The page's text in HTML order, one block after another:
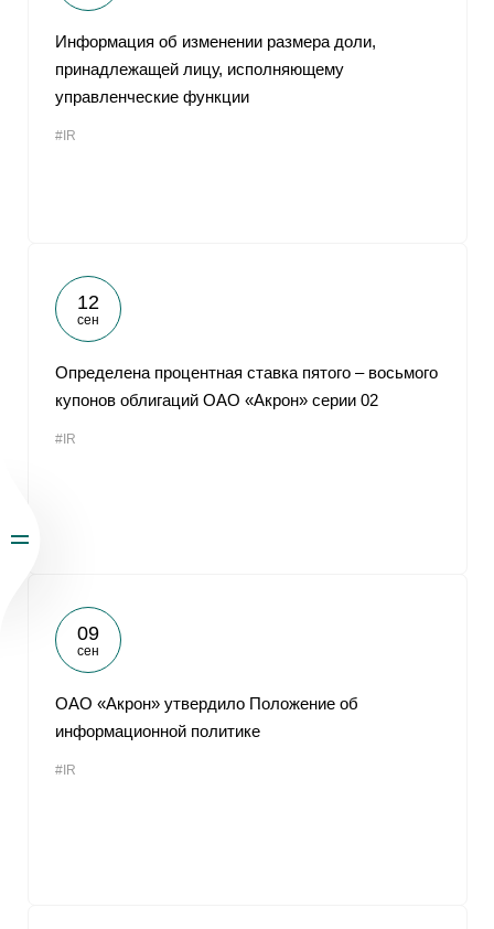
Информация об изменении размера доли,
принадлежащей лицу, исполняющему
управленческие функции
#IR
12
сен
Определена процентная ставка пятого – восьмого
купонов облигаций ОАО «Акрон» серии 02
#IR
09
сен
ОАО «Акрон» утвердило Положение об
информационной политике
#IR